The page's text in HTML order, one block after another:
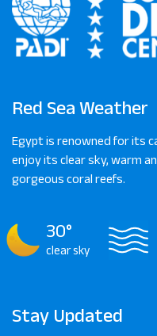
Red Sea Weather
Egypt is renowned for its
enjoy its clear sky, warm
gorgeous coral reefs.
30°
clear sky
Stay Updated